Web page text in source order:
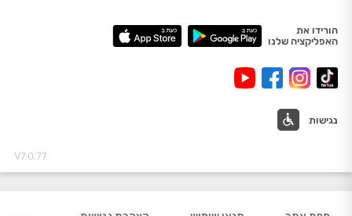
הורידו את
האפליקציה שלנו
נגישות
V7.0.77